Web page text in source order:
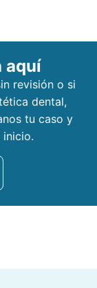
aquí
revisión o si
dental,
tu caso y
inicio.